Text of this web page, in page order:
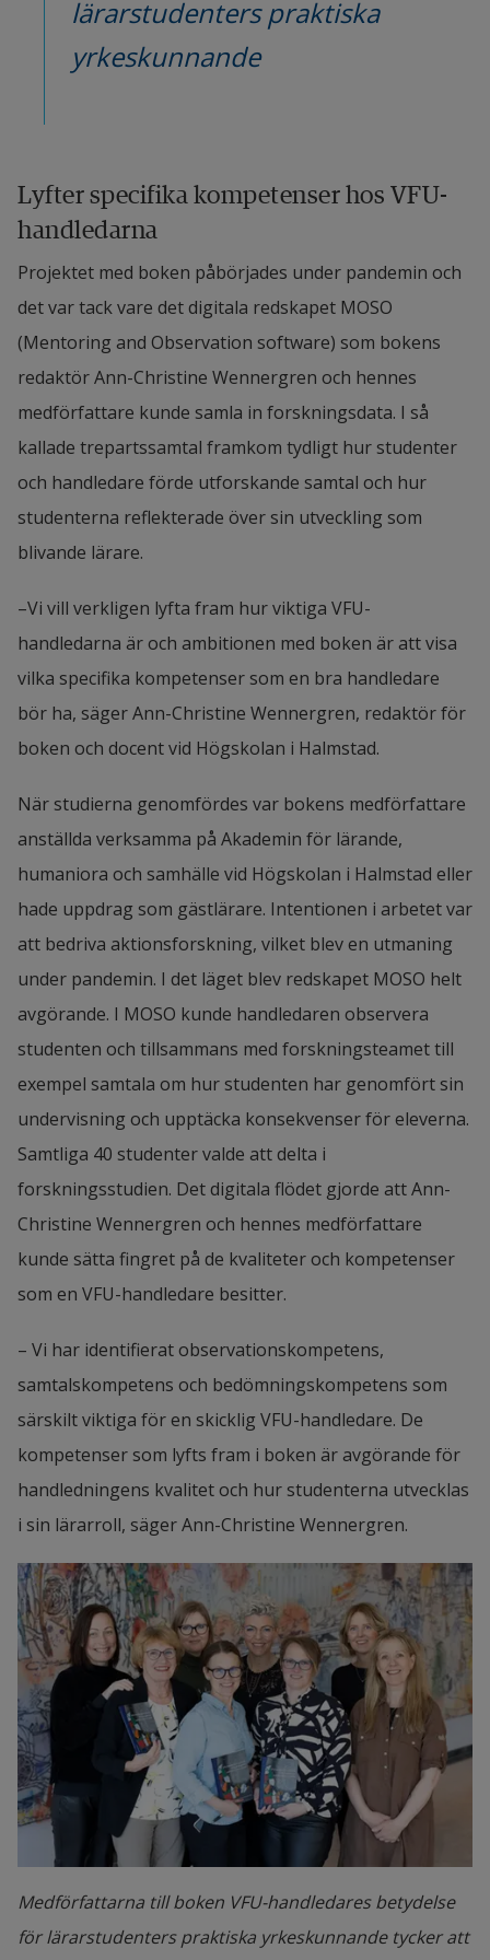
lärarstudenters praktiska
yrkeskunnande
Lyfter specifika kompetenser hos VFU-
handledarna
Projektet med boken påbörjades under pandemin och
det var tack vare det digitala redskapet MOSO
(Mentoring and Observation software) som bokens
redaktör Ann-Christine Wennergren och hennes
medförfattare kunde samla in forskningsdata. I så
kallade trepartssamtal framkom tydligt hur studenter
och handledare förde utforskande samtal och hur
studenterna reflekterade över sin utveckling som
blivande lärare.
–Vi vill verkligen lyfta fram hur viktiga VFU-
handledarna är och ambitionen med boken är att visa
vilka specifika kompetenser som en bra handledare
bör ha, säger Ann-Christine Wennergren, redaktör för
boken och docent vid Högskolan i Halmstad.
När studierna genomfördes var bokens medförfattare
anställda verksamma på Akademin för lärande,
humaniora och samhälle vid Högskolan i Halmstad eller
hade uppdrag som gästlärare. Intentionen i arbetet var
att bedriva aktionsforskning, vilket blev en utmaning
under pandemin. I det läget blev redskapet MOSO helt
avgörande. I MOSO kunde handledaren observera
studenten och tillsammans med forskningsteamet till
exempel samtala om hur studenten har genomfört sin
undervisning och upptäcka konsekvenser för eleverna.
Samtliga 40 studenter valde att delta i
forskningsstudien. Det digitala flödet gjorde att Ann-
Christine Wennergren och hennes medförfattare
kunde sätta fingret på de kvaliteter och kompetenser
som en VFU-handledare besitter.
– Vi har identifierat observationskompetens,
samtalskompetens och bedömningskompetens som
särskilt viktiga för en skicklig VFU-handledare. De
kompetenser som lyfts fram i boken är avgörande för
handledningens kvalitet och hur studenterna utvecklas
i sin lärarroll, säger Ann-Christine Wennergren.
Medförfattarna till boken VFU-handledares betydelse
för lärarstudenters praktiska yrkeskunnande tycker att